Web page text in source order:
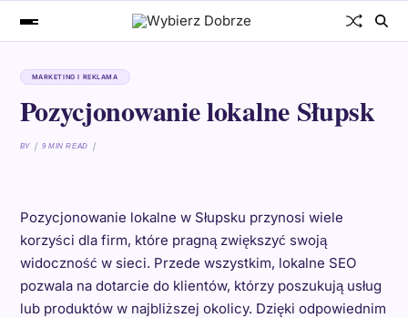
MARKETING I REKLAMA
Pozycjonowanie lokalne Słupsk
BY 9 MIN READ
Pozycjonowanie lokalne w Słupsku przynosi wiele
korzyści dla firm, które pragną zwiększyć swoją
widoczność w sieci. Przede wszystkim, lokalne SEO
pozwala na dotarcie do klientów, którzy poszukują usług
lub produktów w najbliższej okolicy. Dzięki odpowiednim